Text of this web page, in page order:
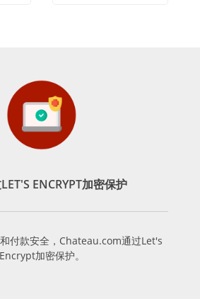
ENCRYPT加密保护
付款安全，Chateau.com通过Let's
Encrypt加密保护。